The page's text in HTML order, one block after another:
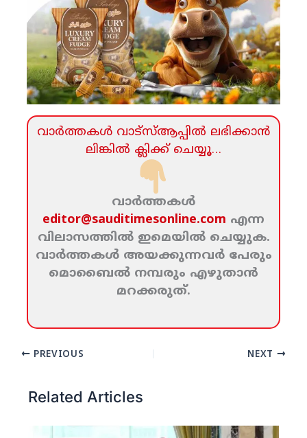
വാര്‍ത്തകള്‍ വാട്‌സ്‌ആപ്പില്‍ ലഭിക്കാന്‍
ലിങ്കില്‍ ക്ലിക്ക്‌ ചെയ്യൂ…
വാര്‍ത്തകള്‍
editor@sauditimesonline.com എന്ന
വിലാസത്തില്‍ ഇമെയില്‍ ചെയ്യുക.
വാര്‍ത്തകള്‍ അയക്കുന്നവര്‍ പേരും
മൊബൈല്‍ നമ്പരും എഴുതാന്‍
മറക്കരുത്‌.
PREVIOUS NEXT
Related Articles